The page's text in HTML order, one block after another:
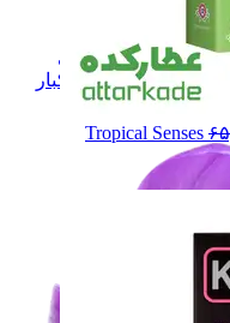
فرآورده های لبنی
های زعفران و خشکبار